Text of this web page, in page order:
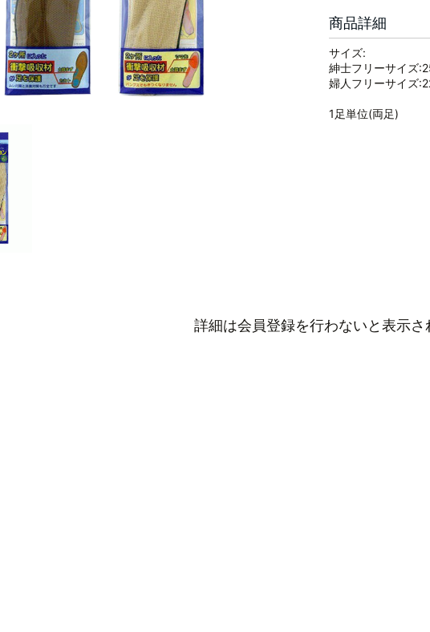
商品詳細
サイズ:
紳士フリーサイズ
婦人フリーサイズ
1足単位(両足)
詳細は会員登録を行わないと表示さ